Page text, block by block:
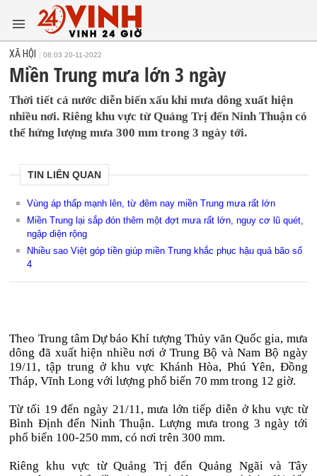
XÃ HỘI 08:03 20-11-2022
Miền Trung mưa lớn 3 ngày
Thời tiết cả nước diễn biến xấu khi mưa dông xuất hiện
nhiều nơi. Riêng khu vực từ Quảng Trị đến Ninh Thuận có
thể hứng lượng mưa 300 mm trong 3 ngày tới.
TIN LIÊN QUAN
Vùng áp thấp mạnh lên, từ đêm nay miền Trung mưa rất lớn
Miền Trung lại sắp đón thêm một đợt mưa rất lớn, nguy cơ lũ quét,
ngập diện rộng
Nhiều sao Việt góp tiền giúp miền Trung khắc phục hậu quả bão số
4
Theo Trung tâm Dự báo Khí tượng Thủy văn Quốc gia, mưa
dông đã xuất hiện nhiều nơi ở Trung Bộ và Nam Bộ ngày
19/11, tập trung ở khu vực Khánh Hòa, Phú Yên, Đồng
Tháp, Vĩnh Long với lượng phổ biến 70 mm trong 12 giờ.
Từ tối 19 đến ngày 21/11, mưa lớn tiếp diễn ở khu vực từ
Bình Định đến Ninh Thuận. Lượng mưa trong 3 ngày tới
phổ biến 100-250 mm, có nơi trên 300 mm.
Riêng khu vực từ Quảng Trị đến Quảng Ngãi và Tây